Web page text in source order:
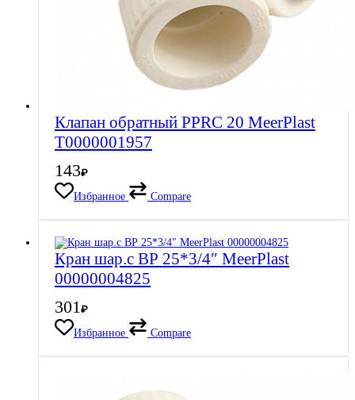
Клапан обратный PPRC 20 MeerPlast
Т0000001957
143₽
Избранное
Compare
Кран шар.с ВР 25*3/4″ MeerPlast
00000004825
301₽
Избранное
Compare